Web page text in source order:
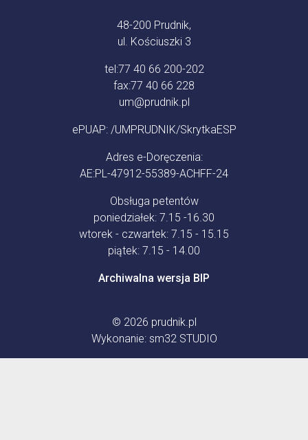
48-200 Prudnik,
ul. Kościuszki 3
tel:77 40 66 200-202
fax:77 40 66 228
um@prudnik.pl
ePUAP: /UMPRUDNIK/SkrytkaESP
Adres e-Doręczenia:
AE:PL-47912-55389-ACHFF-24
Obsługa petentów
poniedziałek: 7.15 -16.30
wtorek - czwartek: 7.15 - 15.15
piątek: 7.15 - 14.00
Archiwalna wersja BIP
© 2026 prudnik.pl
Wykonanie: sm32 STUDIO